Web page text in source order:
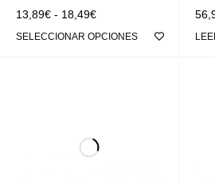
13,89€ - 18,49€
SELECCIONAR OPCIONES